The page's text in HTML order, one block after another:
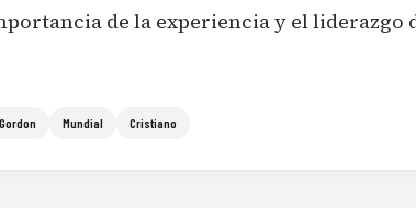
de la experiencia y el liderazgo
Gordon Mundial Cristiano